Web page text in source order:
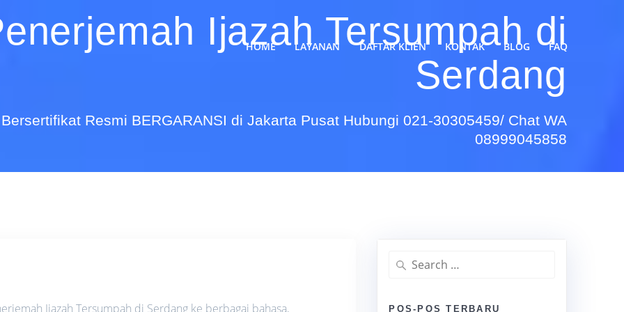
HOME LAYANAN DAFTAR KLIEN KONTAK BLOG FAQ
Ijazah Tersumpah di
Serdang
Resmi BERGARANSI di Jakarta Pusat Hubungi 021-30305459/ Chat WA
08999045858
Ijazah Tersumpah di Serdang ke berbagai bahasa,
Search
for:
POS-POS TERBARU